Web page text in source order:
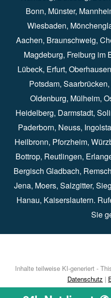
Bonn⁠⁠, Münster⁠⁠,
Wiesbaden⁠⁠,
Aachen⁠⁠, Braunschweig⁠,
Magdeburg⁠, Freiburg im
Lübeck⁠, Erfurt⁠, Oberhausen
Potsdam⁠, Saarbrücken⁠⁠,
Oldenburg⁠, Mülheim⁠,
Heidelberg⁠, Darmstadt⁠⁠,
Paderborn⁠, Neuss⁠,
Heilbronn⁠, Pforzheim⁠,
Bottrop⁠, Reutlingen⁠,
Bergisch Gladbach⁠,
Jena⁠⁠, Moers⁠⁠, Salzgitter⁠⁠,
Hanau⁠, Kaiserslautern⁠⁠.
Sie
Inhalte teilweise KI-generiert -
Datenschutz |